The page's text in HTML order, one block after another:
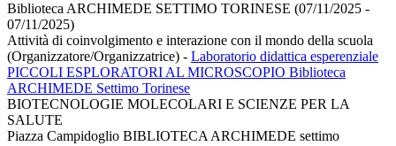
Biblioteca ARCHIMEDE SETTIMO TORINESE (07/11/2025 -
07/11/2025)
Attività di coinvolgimento e interazione con il mondo della scuola
(Organizzatore/Organizzatrice) - Laboratorio didattica esperenziale
PICCOLI ESPLORATORI AL MICROSCOPIO Biblioteca
ARCHIMEDE Settimo Torinese
BIOTECNOLOGIE MOLECOLARI E SCIENZE PER LA
SALUTE
Piazza Campidoglio BIBLIOTECA ARCHIMEDE settimo